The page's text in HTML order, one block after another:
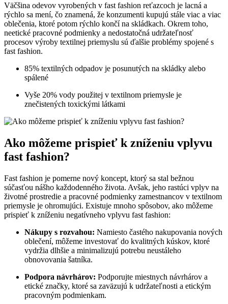
Väčšina odevov vyrobených v fast fashion reťazcoch je lacná a
rýchlo sa mení, čo znamená, že konzumenti kupujú stále viac a viac
oblečenia, ktoré potom rýchlo končí na skládkach. Okrem toho,
neetické pracovné podmienky a nedostatočná udržateľnosť
procesov výroby textilnej priemyslu sú ďalšie problémy spojené s
fast fashion.
85% textilných odpadov je posunutých na skládky alebo
spálené
Vyše 20% vody použitej v textilnom priemysle je
znečistených toxickými látkami
Ako môžeme prispieť k zníženiu vplyvu
fast fashion?
Fast fashion je pomerne nový koncept, ktorý sa stal bežnou
súčasťou nášho každodenného života. Avšak, jeho rastúci vplyv na
životné prostredie a pracovné podmienky zamestnancov v textilnom
priemysle je ohromujúci. Existuje mnoho spôsobov, ako môžeme
prispieť k zníženiu negatívneho vplyvu fast fashion:
Nákupy s rozvahou: Namiesto častého nakupovania nových
oblečení, môžeme investovať do kvalitných kúskov, ktoré
vydržia dlhšie a minimalizujú potrebu neustáleho
obnovovania šatníka.
Podpora návrhárov: Podporujte miestnych návrhárov a
etické značky, ktoré sa zaväzujú k udržateľnosti a etickým
pracovným podmienkam.